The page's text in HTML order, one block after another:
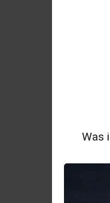
Was